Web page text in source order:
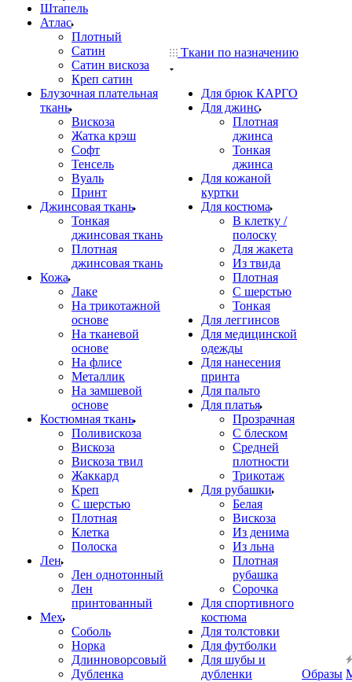
Штапель
Атлас
Плотный
Сатин
Сатин вискоза
Креп сатин
Блузочная плательная
ткань
Вискоза
Жатка крэш
Софт
Тенсель
Вуаль
Принт
Джинсовая ткань
Тонкая
джинсовая ткань
Плотная
джинсовая ткань
Кожа
Лаке
На трикотажной
основе
На тканевой
основе
На флисе
Металлик
На замшевой
основе
Костюмная ткань
Поливискоза
Вискоза
Вискоза твил
Жаккард
Креп
С шерстью
Плотная
Клетка
Полоска
Лен
Лен однотонный
Лен
принтованный
Мех
Соболь
Норка
Длинноворсовый
Дубленка
Ткани по назначению
Для брюк КАРГО
Для джинс
Плотная
джинса
Тонкая
джинса
Для кожаной
куртки
Для костюма
В клетку /
полоску
Для жакета
Из твида
Плотная
С шерстью
Тонкая
Для леггинсов
Для медицинской
одежды
Для нанесения
принта
Для пальто
Для платья
Прозрачная
С блеском
Средней
плотности
Трикотаж
Для рубашки
Белая
Вискоза
Из денима
Из льна
Плотная
рубашка
Сорочка
Для спортивного
костюма
Для толстовки
Для футболки
Для шубы и
дубленки
Образы